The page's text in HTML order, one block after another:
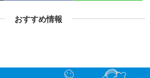
おすすめ情報